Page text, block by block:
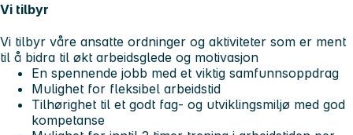
Vi tilbyr
Vi tilbyr våre ansatte ordninger og aktiviteter som er ment
til å bidra til økt arbeidsglede og motivasjon
En spennende jobb med et viktig samfunnsoppdrag
Mulighet for fleksibel arbeidstid
Tilhørighet til et godt fag- og utviklingsmiljø med god
kompetanse